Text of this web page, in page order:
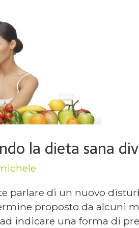
la dieta sana
parlare di un nuovo
proposto da alcuni
indicare una forma di